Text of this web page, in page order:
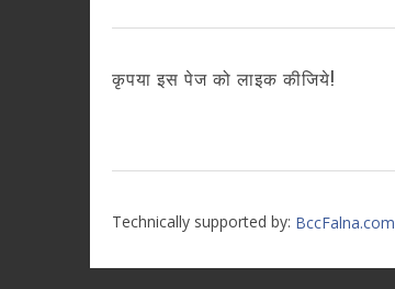
कृपया इस पेज को लाइक कीजिये!
Technically supported by: BccFalna.com